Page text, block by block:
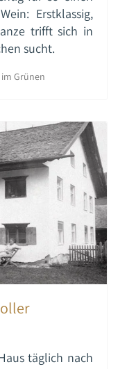
Erstklassig,
trifft sich in
sucht.
Grünen
täglich nach